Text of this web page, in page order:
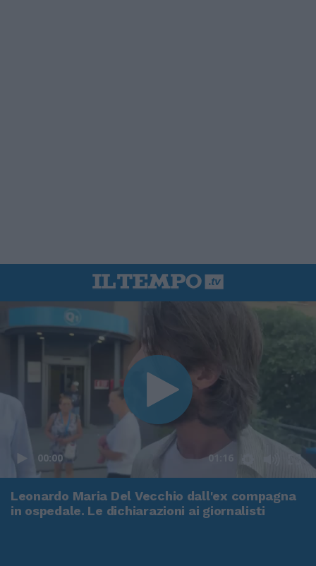
00:00 01:16
Leonardo Maria Del Vecchio dall'ex compagna
in ospedale. Le dichiarazioni ai giornalisti